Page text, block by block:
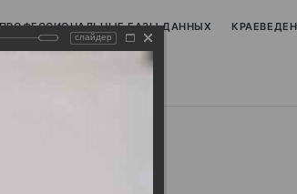
БАЗЫ ДАННЫХ
слайдер